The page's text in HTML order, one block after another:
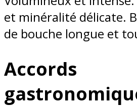
et minéralité délicate.
de bouche longue et
Accords